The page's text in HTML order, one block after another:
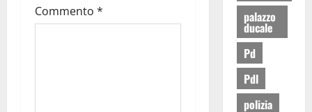
Commento *
palazzo
ducale
Pd
Pdl
polizia